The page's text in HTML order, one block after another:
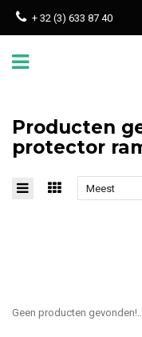
+ 32 (3) 633 87 40
Producten
protector
Meest
Geen producten